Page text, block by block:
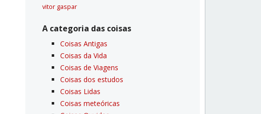
vitor gaspar
A categoria das coisas
Coisas Antigas
Coisas da Vida
Coisas de Viagens
Coisas dos estudos
Coisas Lidas
Coisas meteóricas